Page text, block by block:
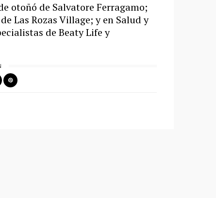
otoñó de Salvatore Ferragamo;
Las Rozas Village; y en Salud y
de Beaty Life y